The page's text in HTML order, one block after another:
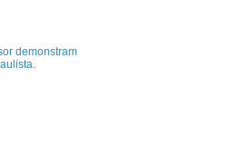
demonstram